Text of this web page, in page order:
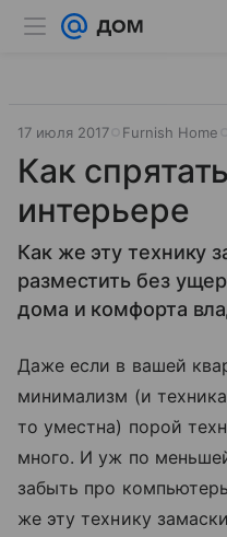
17 июля 2017 Furnish Home
Как
интерьере
Как же эту технику
разместить без
дома и комфорта
Даже если в вашей
минимализм (и
то уместна) порой
много. И уж по
забыть про
же эту технику